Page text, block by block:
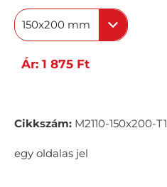
150x200 mm
Ár: 1 875 Ft
Cikkszám: M2110-150x200-T1
egy oldalas jel